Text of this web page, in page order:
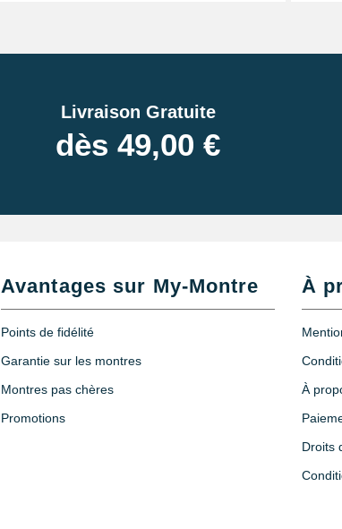
Livraison Gratuite
dès 49,00 €
Avantages sur My-Montre
Points de fidélité
Garantie sur les montres
Montres pas chères
Promotions
À
À
Droits